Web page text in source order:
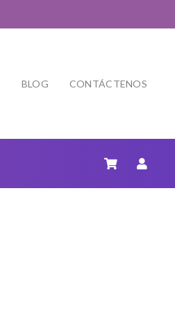
BLOG CONTÁCTENOS